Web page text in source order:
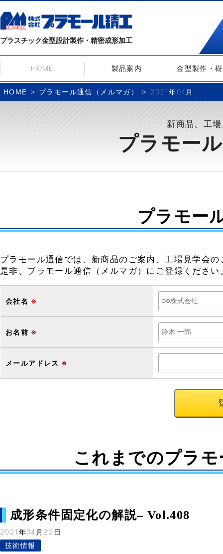
プラスチック金型設計製作・精密成形加工
HOME 製品案内 金型製作・
HOME プラモール通信（メルマガ） 2021年04月
新商品、工
プラモー
プラモー
プラモール通信では、新商品のご案内、工場見学会
是非、プラモール通信（メルマガ）にご登録ください
会社名 ※
お名前 ※
メールアドレス ※
これまでのプラ
成形条件固定化の解説– Vol.408
2021年04月22日
技術情報